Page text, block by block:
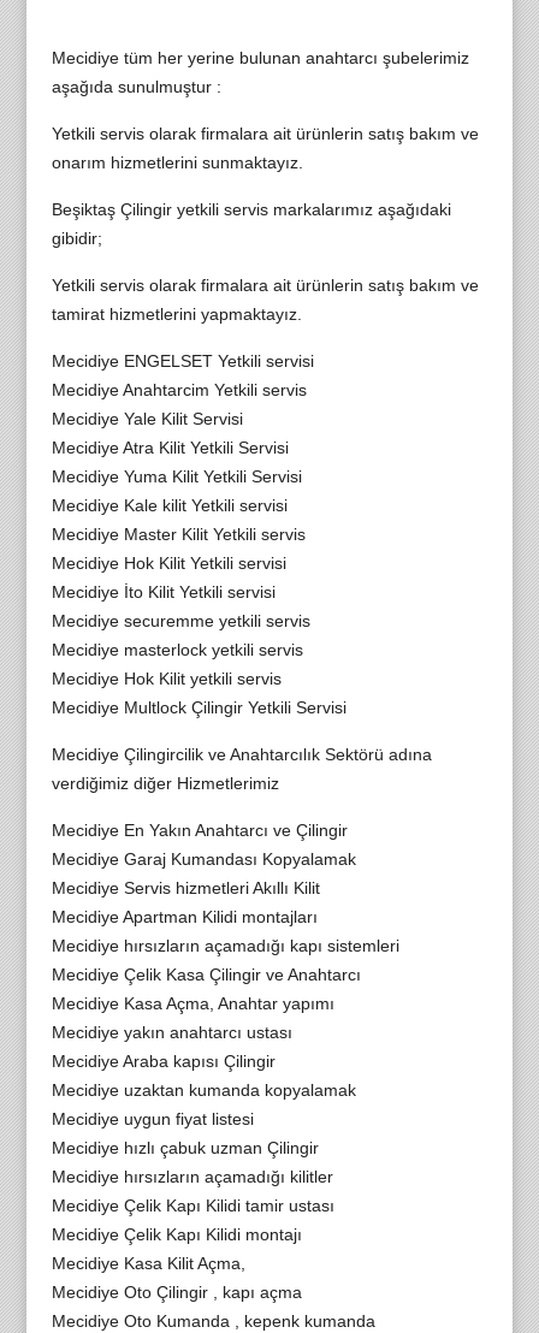
Mecidiye tüm her yerine bulunan anahtarcı şubelerimiz
aşağıda sunulmuştur :
Yetkili servis olarak firmalara ait ürünlerin satış bakım ve
onarım hizmetlerini sunmaktayız.
Beşiktaş Çilingir yetkili servis markalarımız aşağıdaki
gibidir;
Yetkili servis olarak firmalara ait ürünlerin satış bakım ve
tamirat hizmetlerini yapmaktayız.
Mecidiye ENGELSET Yetkili servisi
Mecidiye Anahtarcim Yetkili servis
Mecidiye Yale Kilit Servisi
Mecidiye Atra Kilit Yetkili Servisi
Mecidiye Yuma Kilit Yetkili Servisi
Mecidiye Kale kilit Yetkili servisi
Mecidiye Master Kilit Yetkili servis
Mecidiye Hok Kilit Yetkili servisi
Mecidiye İto Kilit Yetkili servisi
Mecidiye securemme yetkili servis
Mecidiye masterlock yetkili servis
Mecidiye Hok Kilit yetkili servis
Mecidiye Multlock Çilingir Yetkili Servisi
Mecidiye Çilingircilik ve Anahtarcılık Sektörü adına
verdiğimiz diğer Hizmetlerimiz
Mecidiye En Yakın Anahtarcı ve Çilingir
Mecidiye Garaj Kumandası Kopyalamak
Mecidiye Servis hizmetleri Akıllı Kilit
Mecidiye Apartman Kilidi montajları
Mecidiye hırsızların açamadığı kapı sistemleri
Mecidiye Çelik Kasa Çilingir ve Anahtarcı
Mecidiye Kasa Açma, Anahtar yapımı
Mecidiye yakın anahtarcı ustası
Mecidiye Araba kapısı Çilingir
Mecidiye uzaktan kumanda kopyalamak
Mecidiye uygun fiyat listesi
Mecidiye hızlı çabuk uzman Çilingir
Mecidiye hırsızların açamadığı kilitler
Mecidiye Çelik Kapı Kilidi tamir ustası
Mecidiye Çelik Kapı Kilidi montajı
Mecidiye Kasa Kilit Açma,
Mecidiye Oto Çilingir , kapı açma
Mecidiye Oto Kumanda , kepenk kumanda